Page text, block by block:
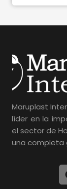
Maruplast
líder en la
el sector de
una completa